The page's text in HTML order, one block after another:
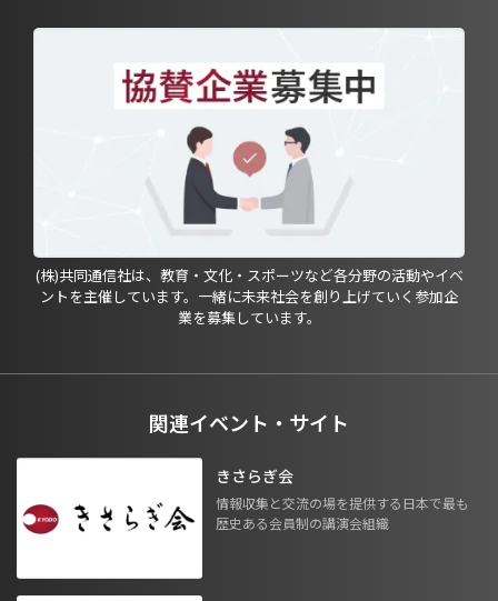
(株)共同通信社は、教育・文化・スポーツなど各分野の活動やイベ
ントを主催しています。一緒に未来社会を創り上げていく参加企
業を募集しています。
関連イベント・サイト
きさらぎ会
情報収集と交流の場を提供する日本で最も
歴史ある会員制の講演会組織